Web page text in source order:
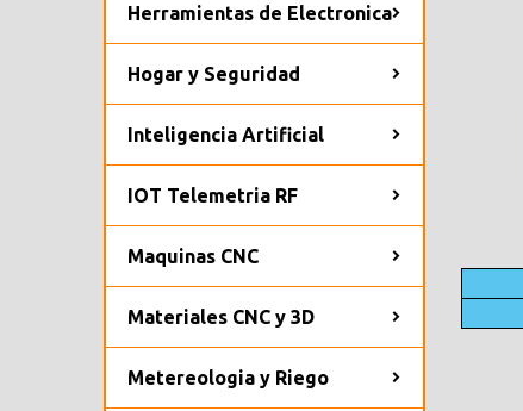
Herramientas de Electronica
Hogar y Seguridad
Inteligencia Artificial
IOT Telemetria RF
Maquinas CNC
Materiales CNC y 3D
Metereologia y Riego